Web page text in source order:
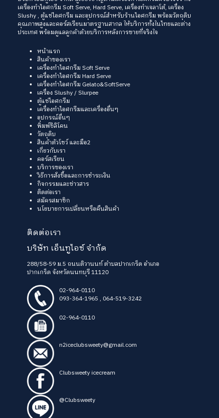
เครื่องทำไอศกรีม Soft Serve, Hard Serve, เครื่องทำเจลาโต้, เครื่อง
Slushy , ตู้แช่ไอศกรีม และอุปกรณ์สำหรับร้านไอศกรีม พร้อมวัตถุดิบ
คุณภาพสูงและคอร์สเรียนมาตรฐานสากล ให้บริการทั้งในไทยและต่าง
ประเทศ พร้อมดูแลลูกค้าด้วยบริการหลังการขายที่จริงใจ
หน้าแรก
สินค้าของเรา
เครื่องทำไอศกรีม Soft Serve
เครื่องทำไอศกรีม Hard Serve
เครื่องทำไอศกรีม Gelato&SoftServe
เครื่อง Slushy / Slurpee
ตู้แช่ไอศกรีม
เครื่องทำไอศกรีมและเครื่องอื่นๆ
อุปกรณ์อื่นๆ
พิมพ์ซิลิโคน
วัตถุดิบ
สินค้าตัวโชว์ และมือ2
เกี่ยวกับเรา
คอร์สเรียน
บริการของเรา
วิธีการสั่งซื้อและการชำระเงิน
กิจกรรมและข่าวสาร
ติดต่อเรา
สมัครสมาชิก
นโยบายการเปลี่ยนหรือคืนสินค้า
ติดต่อเรา
บริษัท เอ็นทูไอซ์ จำกัด
288/58-59 ม.5 ถนนติวานนท์ ตำบลปากเกร็ด อำเภอ
ปากเกร็ด จังหวัดนนทบุรี 11120
02-964-0110
093-364-1965 , 064-519-3242
02-964-0110
n2iceclubsweety@gmail.com
Clubsweety icecream
@Clubsweety